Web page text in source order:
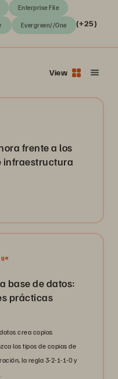
Enterprise File
Evergreen//One (+25)
View
frente a los
infraestructura
base de datos:
prácticas
crea copias
los tipos de copias de
la regla 3-2-1-1-0 y